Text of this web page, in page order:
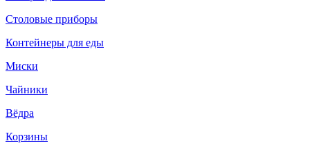
Столовые приборы
Контейнеры для еды
Миски
Чайники
Вёдра
Корзины